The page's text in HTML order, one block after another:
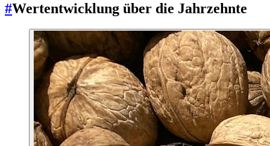
#Wertentwicklung über die Jahrzehnte